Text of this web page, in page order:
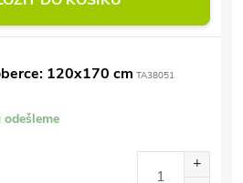
120x170 cm TA38051